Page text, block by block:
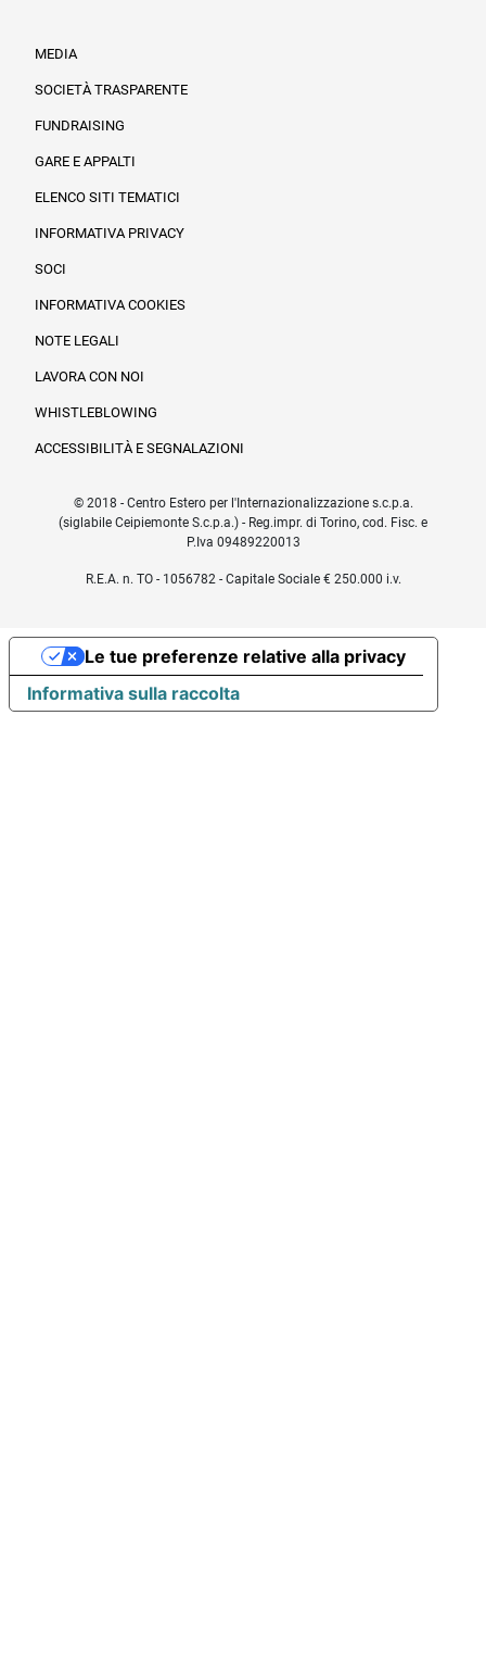
MEDIA
SOCIETÀ TRASPARENTE
FUNDRAISING
GARE E APPALTI
ELENCO SITI TEMATICI
INFORMATIVA PRIVACY
SOCI
INFORMATIVA COOKIES
NOTE LEGALI
LAVORA CON NOI
WHISTLEBLOWING
ACCESSIBILITÀ E SEGNALAZIONI
© 2018 - Centro Estero per l'Internazionalizzazione s.c.p.a.
(siglabile Ceipiemonte S.c.p.a.) - Reg.impr. di Torino, cod. Fisc. e
P.Iva 09489220013
R.E.A. n. TO - 1056782 - Capitale Sociale € 250.000 i.v.
Informativa sulla raccolta
Le tue preferenze relative alla privacy